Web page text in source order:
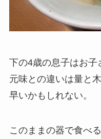
下の4歳の息子はお
元味との違いは量と
早いかもしれない。
このままの器で食べ